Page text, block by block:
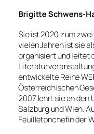
Brigitte Schwens-
Sie ist 2020 zum
vielen Jahren ist sie
organisiert und leitet
entwickelte Reihe
Österreichischen
2007 lehrt sie an den
Salzburg und Wien.
Feuilletonchefin der